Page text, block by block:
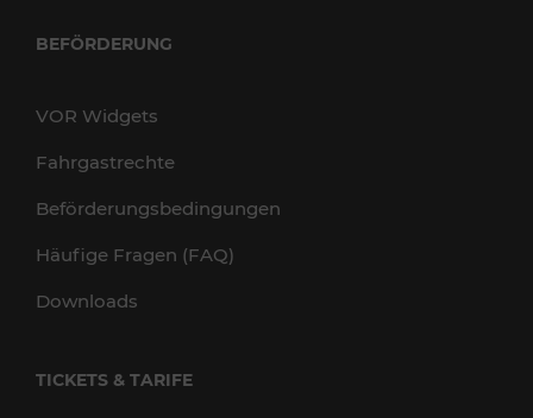
BEFÖRDERUNG
VOR Widgets
Fahrgastrechte
Beförderungsbedingungen
Häufige Fragen (FAQ)
Downloads
TICKETS & TARIFE